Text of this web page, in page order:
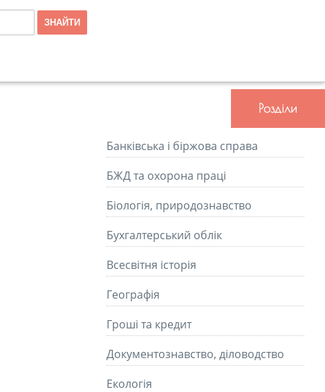
Розділи
Банківська і біржова справа
БЖД та охорона праці
Біологія, природознавство
Бухгалтерський облік
Всесвітня історія
Географія
Гроші та кредит
Документознавство, діловодство
Екологія